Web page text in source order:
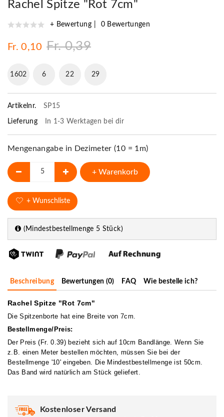
Rachel Spitze "Rot 7cm"
+ Bewertung 0 Bewertungen
Fr. 0,10 Fr. 0,39
1602 6 22 28
Artikelnr. SP15
Lieferung In 1-3 Werktagen bei dir
Mengenangabe in Dezimeter (10 = 1m)
+ Warenkorb
+ Wunschliste
(Mindestbestellmenge 5 Stück)
Beschreibung Bewertungen (0) FAQ Wie bestelle ich?
Rachel Spitze "Rot 7cm"
Die Spitzenborte hat eine Breite von 7cm.
Bestellmenge/Preis:
Der Preis (Fr. 0.39) bezieht sich auf 10cm Bandlänge. Wenn Sie
z.B. einen Meter bestellen möchten, müssen Sie bei der
Bestellmenge '10' eingeben. Die Mindestbestellmenge ist 50cm.
Das Band wird natürlich am Stück geliefert.
Kostenloser Versand